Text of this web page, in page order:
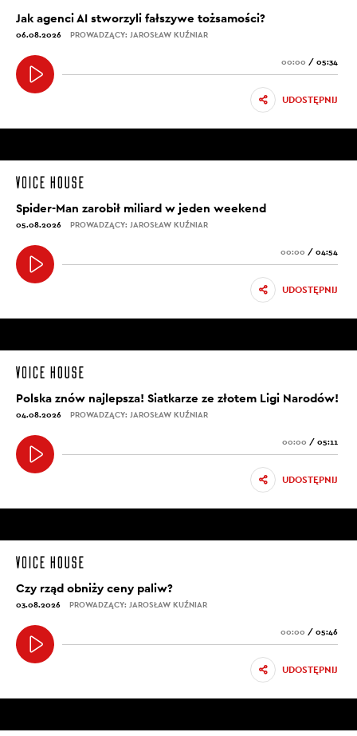
Jak agenci AI stworzyli fałszywe tożsamości?
06.08.2026 PROWADZĄCY: JAROSŁAW KUŹNIAR
00:00 / 05:34
UDOSTĘPNIJ
Spider-Man zarobił miliard w jeden weekend
05.08.2026 PROWADZĄCY: JAROSŁAW KUŹNIAR
00:00 / 04:54
UDOSTĘPNIJ
Polska znów najlepsza! Siatkarze ze złotem Ligi Narodów!
04.08.2026 PROWADZĄCY: JAROSŁAW KUŹNIAR
00:00 / 05:11
UDOSTĘPNIJ
Czy rząd obniży ceny paliw?
03.08.2026 PROWADZĄCY: JAROSŁAW KUŹNIAR
00:00 / 05:46
UDOSTĘPNIJ